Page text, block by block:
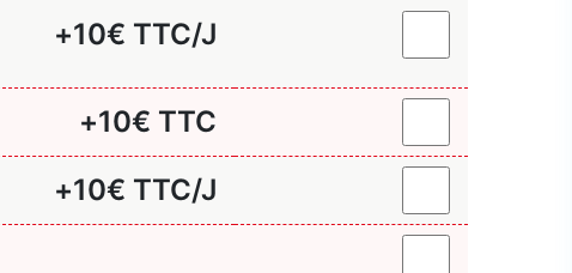
+10€ TTC/J
+10€ TTC
+10€ TTC/J